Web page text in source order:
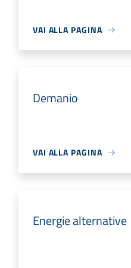
VAI ALLA PAGINA
Demanio
VAI ALLA PAGINA
Energie alternative